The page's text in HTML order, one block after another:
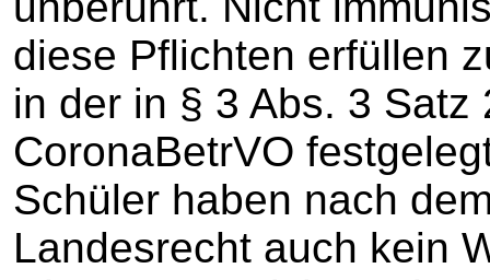
diese Pflichten erfüllen
in der in § 3 Abs. 3 Satz
CoronaBetrVO
Schüler haben nach
Landesrecht auch kein